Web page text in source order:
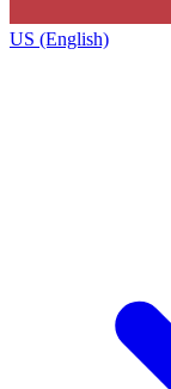
US (English)